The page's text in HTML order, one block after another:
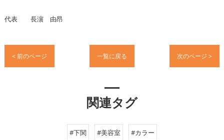
代表 長濵 由昂
< 前のページ 一覧に戻る 次のページ >
関連タグ
#下関 #美容室 #カラー